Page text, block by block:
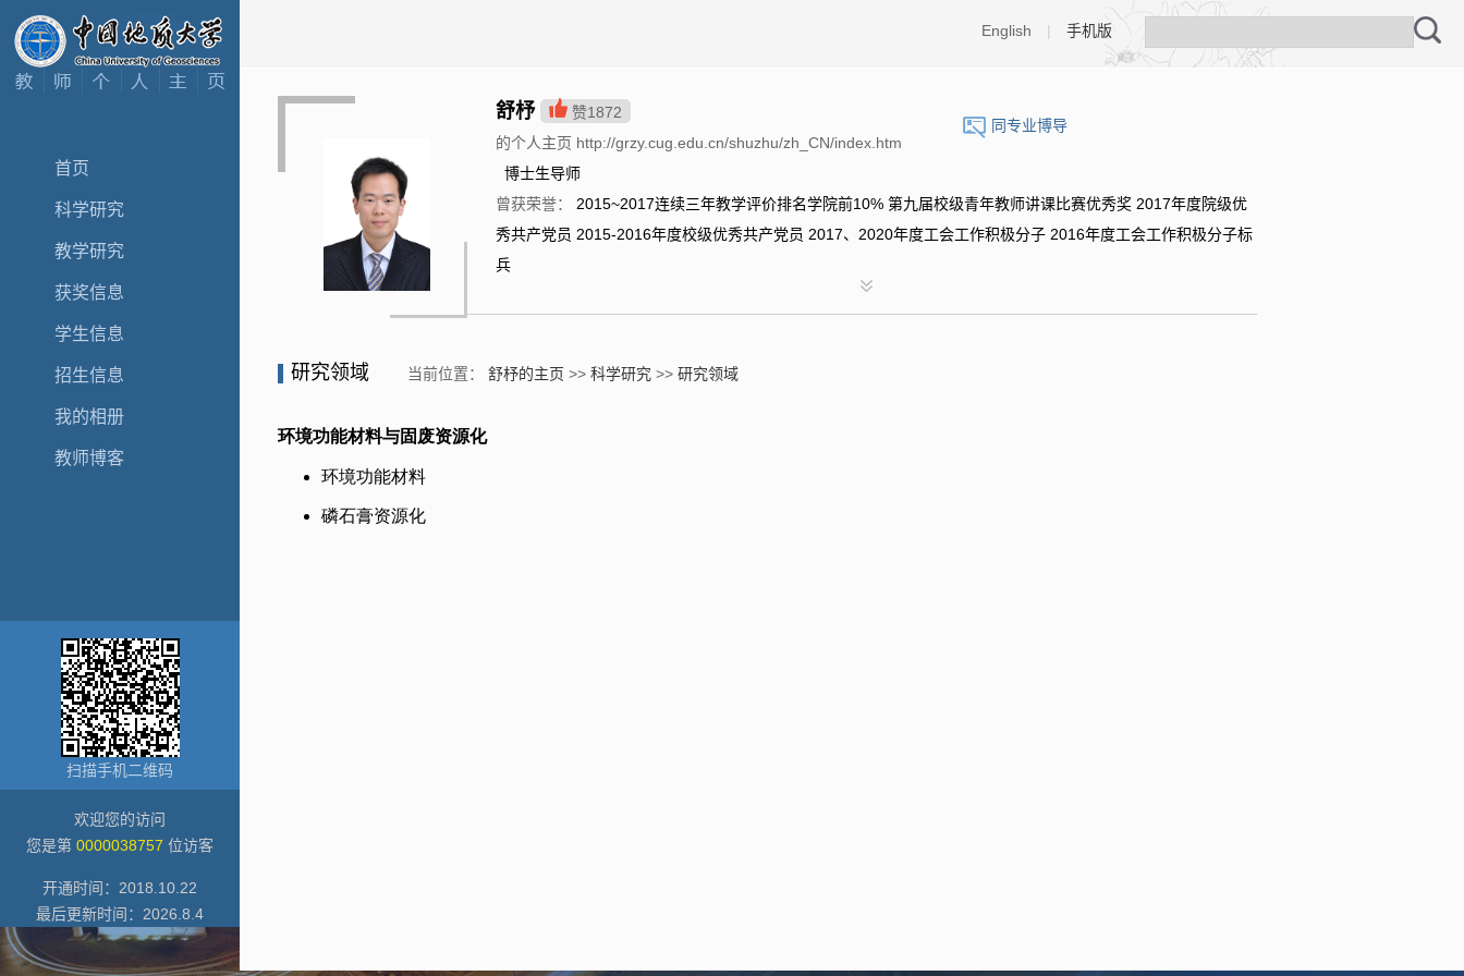
首页
科学研究
教学研究
获奖信息
学生信息
招生信息
我的相册
教师博客
扫描手机二维码
欢迎您的访问
您是第 0000038757 位访客
开通时间： 2018 10 22
最后更新时间： 2026 8 4
English | 手机版
同专业博导
舒杼 赞1872
的个人主页 http://grzy.cug.edu.cn/shuzhu/zh_CN/index.htm
博士生导师
曾获荣誉：
2015~2017连续三年教学评价排名学院前10% 第九届校级青年教师讲课比赛优秀奖 2017年度院级优
秀共产党员 2015-2016年度校级优秀共产党员 2017、2020年度工会工作积极分子 2016年度工会工作积极分子标
兵
研究领域 当前位置： 舒杼的主页 >> 科学研究 >> 研究领域